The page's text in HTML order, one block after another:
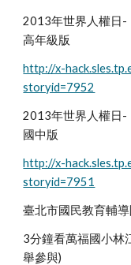
2013年世界人權日-
高年級版
http://x-
storyid=7952
2013年世界人權日-
國中版
http://x-
storyid=7951
臺北市國民教育輔
3分鐘看萬福國小林
舉參與)